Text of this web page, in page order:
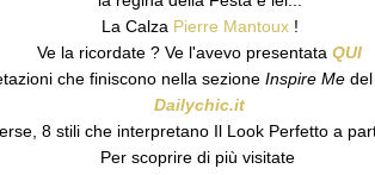
La Calza Pierre Mantoux!
Ve la ricordate ? Ve l'avevo presentata QUI
che finiscono nella sezioneInspire Medel
Dailychic.it
8 stili che interpretano Il Look Perfetto a
Per scoprire di più visitate